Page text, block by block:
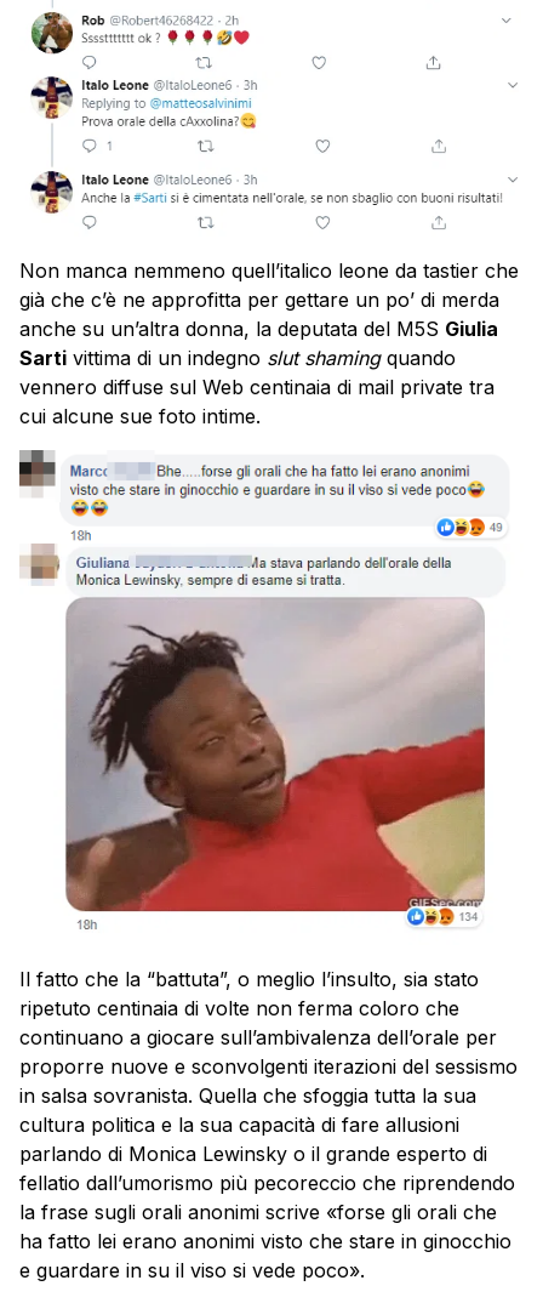
Non manca nemmeno quell’italico leone da tastier che
già che c’è ne approfitta per gettare un po’ di merda
anche su un’altra donna, la deputata del M5S Giulia
Sarti vittima di un indegno slut shamingquando
vennero diffuse sul Web centinaia di mail private tra
cui alcune sue foto intime.
Il fatto che la “battuta”, o meglio l’insulto, sia stato
ripetuto centinaia di volte non ferma coloro che
continuano a giocare sull’ambivalenza dell’orale per
proporre nuove e sconvolgenti iterazioni del sessismo
in salsa sovranista. Quella che sfoggia tutta la sua
cultura politica e la sua capacità di fare allusioni
parlando di Monica Lewinsky o il grande esperto di
fellatio dall’umorismo più pecoreccio che riprendendo
la frase sugli orali anonimi scrive «forse gli orali che
ha fatto lei erano anonimi visto che stare in ginocchio
e guardare in su il viso si vede poco».